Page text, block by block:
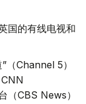
国的有线电视和
（Channel 5）
（CBS News）